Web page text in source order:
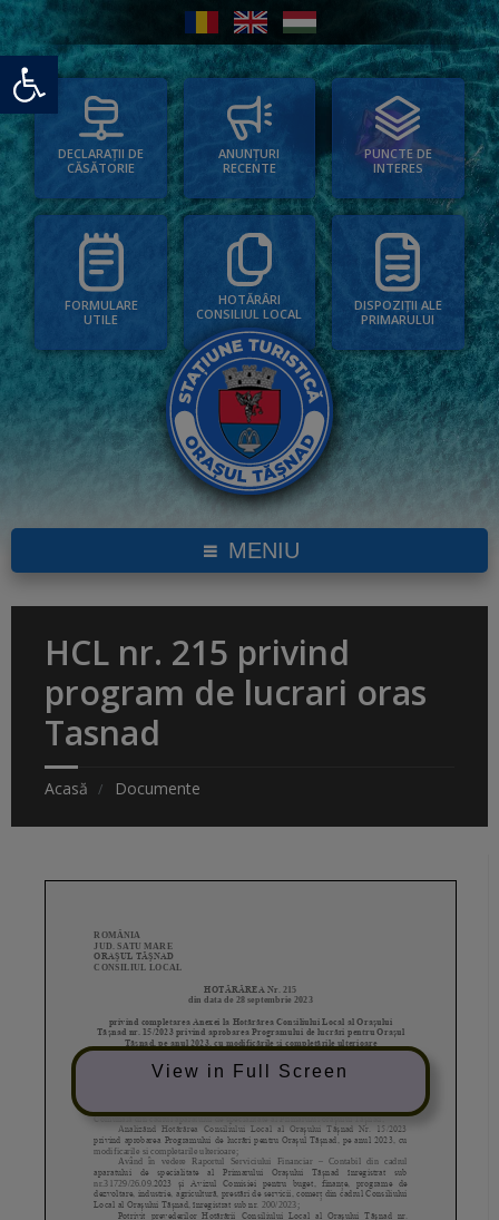
Deschide bara de unelte
DECLARAȚII DE
CĂSĂTORIE
ANUNȚURI
RECENTE
PUNCTE DE
INTERES
FORMULARE
UTILE
HOTĂRÂRI
CONSILIUL LOCAL
DISPOZIȚII ALE
PRIMARULUI
MENIU
HCL nr. 215 privind
program de lucrari oras
Tasnad
Acasă Documente
View in Full Screen